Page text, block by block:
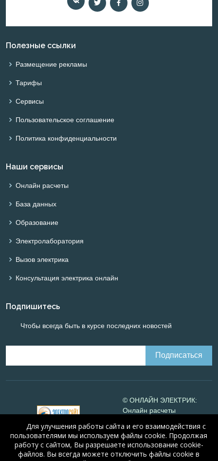
Полезные ссылки
Размещение рекламы
Тарифы
Сервисы
Пользовательское соглашение
Политика конфиденциальности
Наши сервисы
Онлайн расчеты
База данных
Образование
Электролаборатория
Вызов электрика
Консультация электрика онлайн
Подпишитесь
Чтобы всегда быть в курсе последних новостей
© ОНЛАЙН ЭЛЕКТРИК:
Онлайн расчеты
Online-electric.ru, 2008-
2026
© А.Н. Алюнов, 2008-2026
Для улучшения работы сайта и его взаимодействия с
пользователями мы используем файлы cookie. Продолжая
работу с сайтом, Вы разрешаете использование cookie-
файлов. Вы всегда можете отключить файлы cookie в